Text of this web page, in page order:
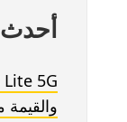
أحدث
والقيمة